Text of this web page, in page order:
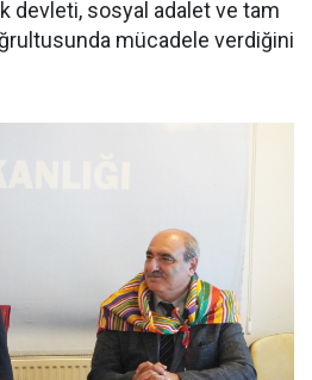
devleti, sosyal adalet ve tam
mücadele verdiğini